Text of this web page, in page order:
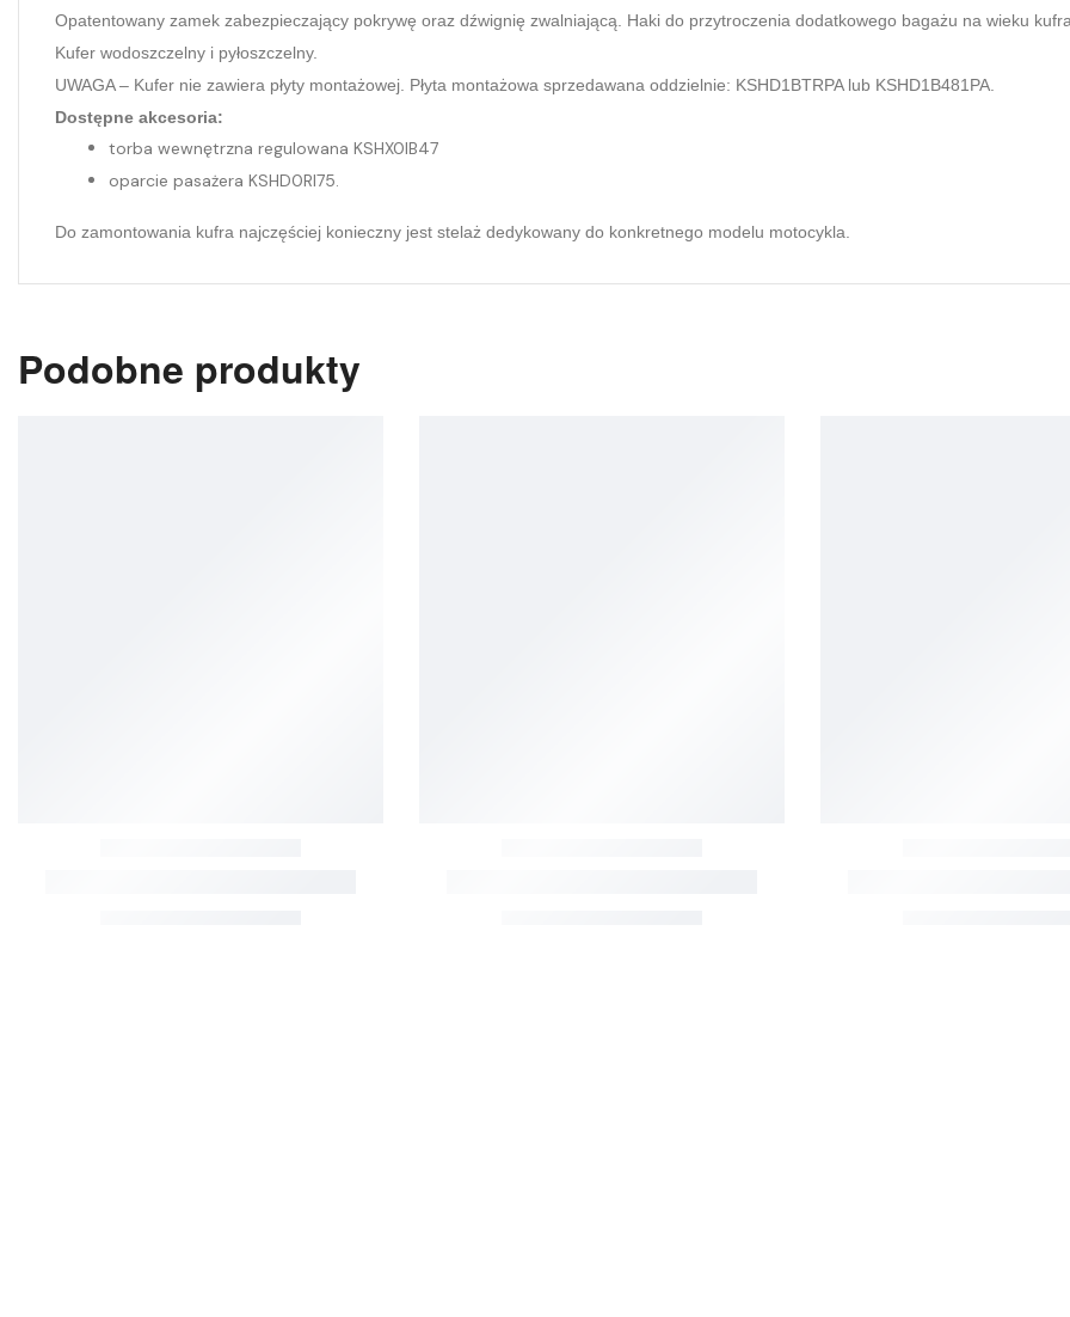
Opatentowany zamek zabezpieczający pokrywę oraz dźwignię zwalniającą. Haki do przytroczenia dodatkowego bagażu na wieku
Kufer wodoszczelny i pyłoszczelny.
UWAGA – Kufer nie zawiera płyty montażowej. Płyta montażowa sprzedawana oddzielnie: KSHD1BTRPA lub KSHD1B481PA.
Dostępne akcesoria:
torba wewnętrzna regulowana KSHX0IB47
oparcie pasażera KSHD0RI75.
Do zamontowania kufra najczęściej konieczny jest stelaż dedykowany do konkretnego modelu motocykla.
Podobne produkty